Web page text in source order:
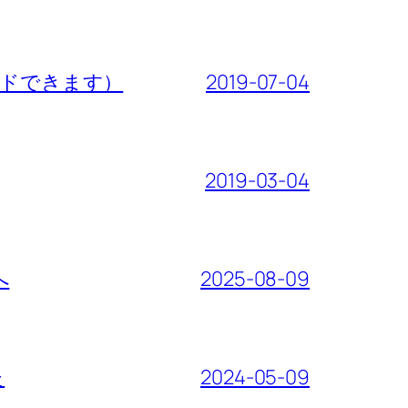
できます） 2019-07-04
2019-03-04
2025-08-09
2024-05-09